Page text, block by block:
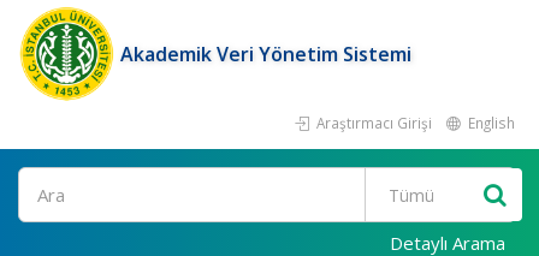
Akademik Veri Yönetim Sistemi
Araştırmacı Girişi English
Ara
Detaylı Arama